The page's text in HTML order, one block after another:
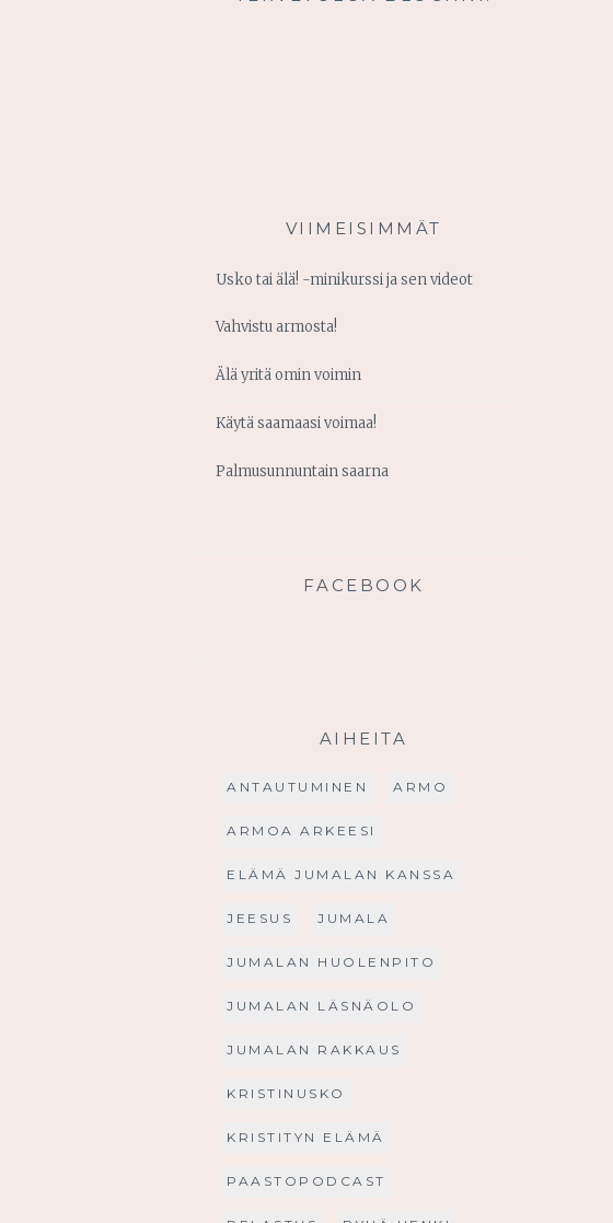
VIIMEISIMMÄT
Usko tai älä! -minikurssi ja sen videot
Vahvistu armosta!
Älä yritä omin voimin
Käytä saamaasi voimaa!
Palmusunnuntain saarna
FACEBOOK
AIHEITA
ANTAUTUMINEN ARMO
ARMOA ARKEESI
ELÄMÄ JUMALAN KANSSA
JEESUS JUMALA
JUMALAN HUOLENPITO
JUMALAN LÄSNÄOLO
JUMALAN RAKKAUS
KRISTINUSKO
KRISTITYN ELÄMÄ
PAASTOPODCAST